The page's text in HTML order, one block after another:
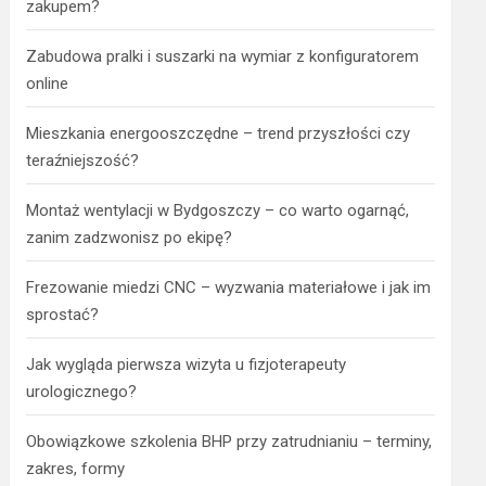
zakupem?
Zabudowa pralki i suszarki na wymiar z konfiguratorem
online
Mieszkania energooszczędne – trend przyszłości czy
teraźniejszość?
Montaż wentylacji w Bydgoszczy – co warto ogarnąć,
zanim zadzwonisz po ekipę?
Frezowanie miedzi CNC – wyzwania materiałowe i jak im
sprostać?
Jak wygląda pierwsza wizyta u fizjoterapeuty
urologicznego?
Obowiązkowe szkolenia BHP przy zatrudnianiu – terminy,
zakres, formy